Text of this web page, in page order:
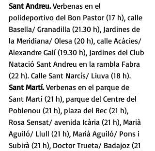
Sant Andreu. Verbenas en el
polideportivo del Bon Pastor (17 h), calle
Basella/ Granadilla (21.30 h), Jardines de
la Meridiana/ Olesa (20 h), calle Acàcies/
Alexandre Galí (19.30 h), Jardines del Club
Natació Sant Andreu en la rambla Fabra
(22 h). Calle Sant Narcís/ Liuva (18 h).
Sant Martí. Verbenas en el parque de
Sant Martí (21 h), parque del Centre del
Poblenou (21 h), plaza del Rec (21 h),
Rosa Sensat/ avenida Icària (21 h), Marià
Aguiló/ Llull (21 h), Marià Aguiló/ Pons i
Subirà (21 h), Doctor Trueta/ Badajoz (21